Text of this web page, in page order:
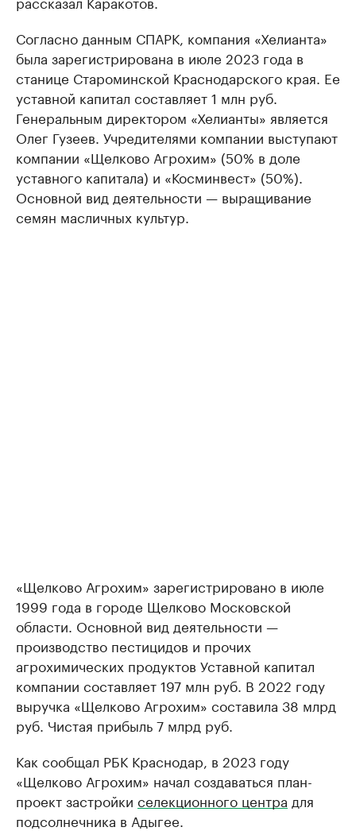
Согласно данным СПАРК, компания «Хелианта»
была зарегистрирована в июле 2023 года в
станице Староминской Краснодарского края. Ее
уставной капитал составляет 1 млн руб.
Генеральным директором «Хелианты» является
Олег Гузеев. Учредителями компании выступают
компании «Щелково Агрохим» (50% в доле
уставного капитала) и «Косминвест» (50%).
Основной вид деятельности — выращивание
семян масличных культур.
«Щелково Агрохим» зарегистрировано в июле
1999 года в городе Щелково Московской
области. Основной вид деятельности —
производство пестицидов и прочих
агрохимических продуктов Уставной капитал
компании составляет 197 млн руб. В 2022 году
выручка «Щелково Агрохим» составила 38 млрд
руб. Чистая прибыль 7 млрд руб.
Как сообщал РБК Краснодар, в 2023 году
«Щелково Агрохим» начал создаваться план-
проект застройки селекционного центра для
подсолнечника в Адыгее.